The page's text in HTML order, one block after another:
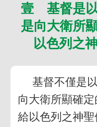
壹 基督是
是向大衛所
以色列之
基督不僅是
向大衛所顯確
給以色列之神